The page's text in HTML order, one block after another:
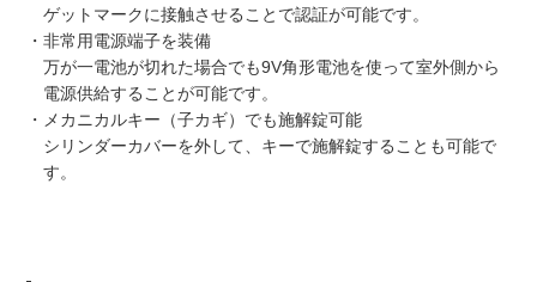
ゲットマークに接触させることで認証が可能です。
・非常用電源端子を装備
万が一電池が切れた場合でも9V角形電池を使って室外側から
電源供給することが可能です。
・メカニカルキー（子カギ）でも施解錠可能
シリンダーカバーを外して、キーで施解錠することも可能で
す。